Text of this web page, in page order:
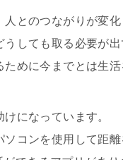
とのつながりが変化
しても取る必要が
めに今までとは生
になっています。
コンを使用して距